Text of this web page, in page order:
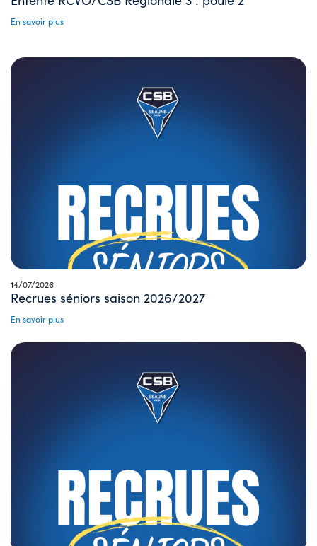
En savoir plus
14/07/2026
Recrues séniors saison 2026/2027
En savoir plus